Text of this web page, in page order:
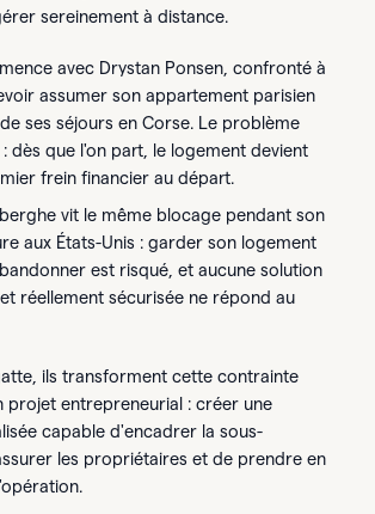
sereinement à distance.
avec Drystan Ponsen, confronté à
assumer son appartement parisien
ses séjours en Corse. Le problème
dès que l'on part, le logement devient
frein financier au départ.
vit le même blocage pendant son
aux États-Unis : garder son logement
est risqué, et aucune solution
réellement sécurisée ne répond au
ils transforment cette contrainte
projet entrepreneurial : créer une
capable d'encadrer la sous-
les propriétaires et de prendre en